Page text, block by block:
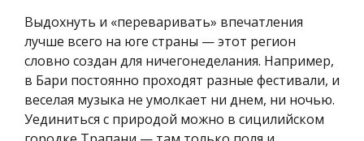
Выдохнуть и «переваривать» впечатления
лучше всего на юге страны — этот регион
словно создан для ничегонеделания. Например,
в Бари постоянно проходят разные фестивали, и
веселая музыка не умолкает ни днем, ни ночью.
Уединиться с природой можно в сицилийском